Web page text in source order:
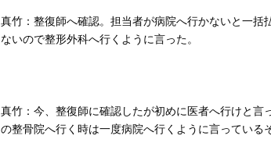
真竹：整復師へ確認。担当者が病院へ行かないと一
ないので整形外科へ行くように言った。
真竹：今、整復師に確認したが初めに医者へ行けと
の整骨院へ行く時は一度病院へ行くように言っている